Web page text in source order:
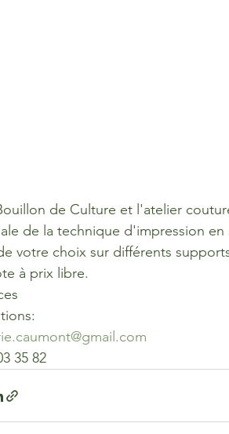
de Culture et l'atelier
de la technique d'impression
votre choix sur différents
à prix libre.
35 82